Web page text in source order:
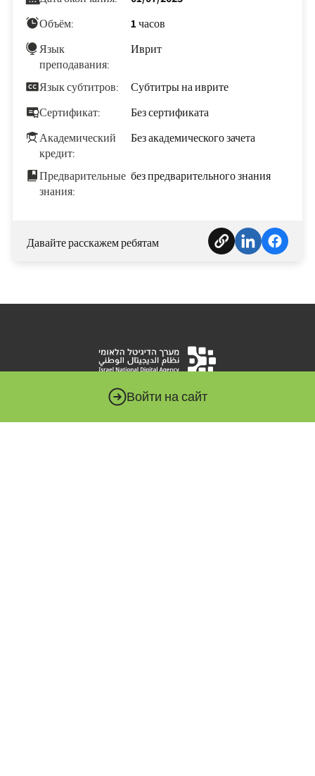
Войти на сайт
Объём:
1 часов
Язык
преподавания:
Иврит
Язык субтитров:
Субтитры на иврите
Сертификат:
Без сертификата
Академический
кредит:
Без академического зачета
Предварительные
знания:
без предварительного знания
Давайте расскажем ребятам
Национальная цифровая система – это орган, которому